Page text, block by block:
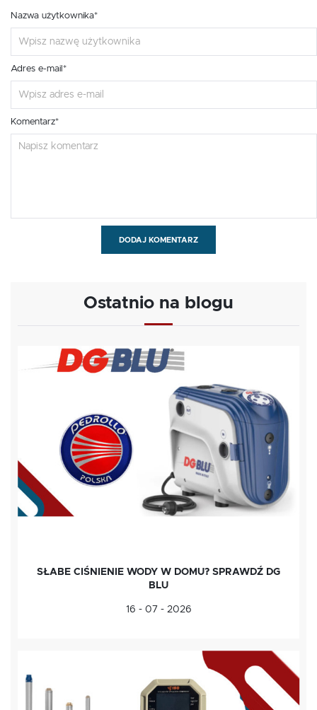
Nazwa użytkownika*
Adres e-mail*
Komentarz*
DODAJ KOMENTARZ
Ostatnio na blogu
SŁABE CIŚNIENIE WODY W DOMU? SPRAWDŹ DG
BLU
16 - 07 - 2026